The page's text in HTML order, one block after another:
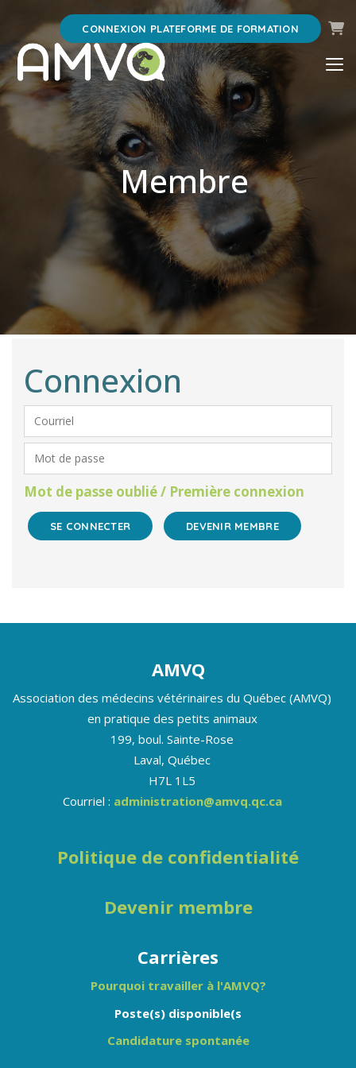
CONNEXION PLATEFORME DE FORMATION
Membre
Connexion
Mot de passe oublié / Première connexion
DEVENIR MEMBRE
AMVQ
Association des médecins vétérinaires du Québec (AMVQ)
en pratique des petits animaux
199, boul. Sainte-Rose
Laval, Québec
H7L 1L5
Courriel : administration@amvq.qc.ca
Politique de confidentialité
Devenir membre
Carrières
Pourquoi travailler à l'AMVQ?
Poste(s) disponible(s
Candidature spontanée